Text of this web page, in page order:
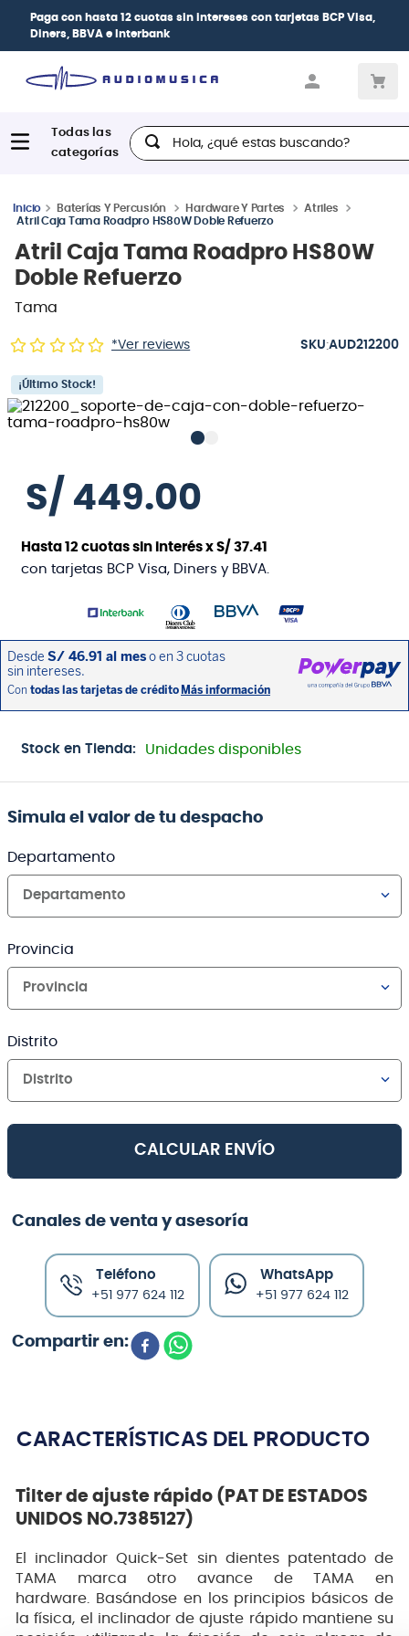
Paga con hasta 12 cuotas sin intereses con tarjetas BCP Visa,
Diners, BBVA e Interbank
Hola, ¿qué estas buscando?
Baterías Y Percusión Hardware Y Partes
Atriles
Atril Caja Tama Roadpro HS80W Doble Refuerzo
Atril Caja Tama Roadpro HS80W
Doble Refuerzo
Tama
*Ver reviews :AUD212200
¡Último Stock!
S/ 449.00
Hasta12 cuotas sin interés xS/ 37.41
con tarjetas BCP Visa, Diners y BBVA.
Stock en Tienda: Unidades disponibles
Simula el valor de tu despacho
Departamento
Departamento
Provincia
Provincia
Distrito
Distrito
CALCULAR ENVÍO
Canales de venta y asesoría
Teléfono
+51 977 624 112
WhatsApp
+51 977 624 112
CARACTERÍSTICAS DEL PRODUCTO
Tilter de ajuste rápido (PAT DE ESTADOS
UNIDOS NO.7385127)
El inclinador Quick-Set sin dientes patentado de
TAMA marca otro avance de TAMA en
hardware. Basándose en los principios básicos de
la física, el inclinador de ajuste rápido mantiene su